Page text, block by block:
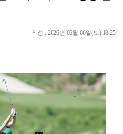
에스파 고척돔 공연에 반가운 얼굴…아이들 미연·트와이스…
박지민 아나운서 "발리까지 갔는데…'피의 게임2' 출연…
"언론사 대표·국회의원도"…최연청, 판사 남편까지 화려…
한국 남자배구, 중국 3-0 완파하고 동아시아선수권 결…
'서명관·야고 연속골' 울산, 동해안 더비서 포항 제압…
작성 : 2026년 06월 06일(토) 18:25